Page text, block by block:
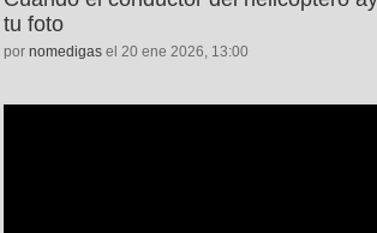
tu foto
por nomedigas el 20 ene 2026, 13:00